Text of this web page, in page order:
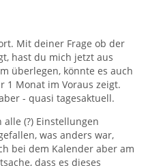
Mit deiner Frage ob der
hast du mich jetzt aus
überlegen, könnte es auch
1 Monat im Voraus zeigt.
- quasi tagesaktuell.
(?) Einstellungen
was anders war,
bei dem Kalender aber am
dass es dieses